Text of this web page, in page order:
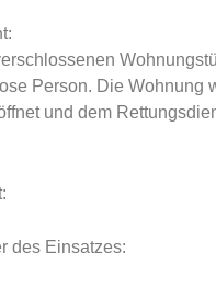
Person. Die Wohnung
und dem
des Einsatzes: